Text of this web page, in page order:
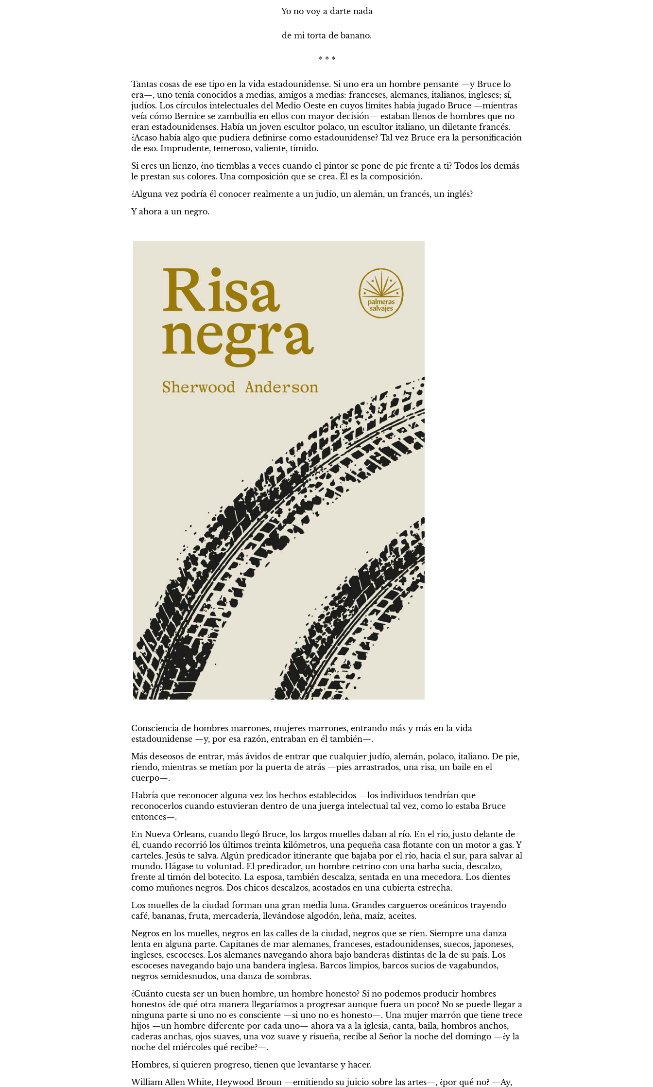
Yo no voy a darte nada
de mi torta de banano.
* * *
Tantas cosas de ese tipo en la vida estadounidense. Si uno era un hombre pensante —y Bruce lo
era—, uno tenía conocidos a medias, amigos a medias: franceses, alemanes, italianos, ingleses; sí,
judíos. Los círculos intelectuales del Medio Oeste en cuyos límites había jugado Bruce —mientras
veía cómo Bernice se zambullía en ellos con mayor decisión— estaban llenos de hombres que no
eran estadounidenses. Había un joven escultor polaco, un escultor italiano, un diletante francés.
¿Acaso había algo que pudiera definirse como estadounidense? Tal vez Bruce era la personificación
de eso. Imprudente, temeroso, valiente, tímido.
Si eres un lienzo, ¿no tiemblas a veces cuando el pintor se pone de pie frente a ti? Todos los demás
le prestan sus colores. Una composición que se crea. Él es la composición.
¿Alguna vez podría él conocer realmente a un judío, un alemán, un francés, un inglés?
Y ahora a un negro.
Consciencia de hombres marrones, mujeres marrones, entrando más y más en la vida
estadounidense —y, por esa razón, entraban en él también—.
Más deseosos de entrar, más ávidos de entrar que cualquier judío, alemán, polaco, italiano. De pie,
riendo, mientras se metían por la puerta de atrás —pies arrastrados, una risa, un baile en el
cuerpo—.
Habría que reconocer alguna vez los hechos establecidos —los individuos tendrían que
reconocerlos cuando estuvieran dentro de una juerga intelectual tal vez, como lo estaba Bruce
entonces—.
En Nueva Orleans, cuando llegó Bruce, los largos muelles daban al río. En el río, justo delante de
él, cuando recorrió los últimos treinta kilómetros, una pequeña casa flotante con un motor a gas. Y
carteles. Jesús te salva. Algún predicador itinerante que bajaba por el río, hacia el sur, para salvar al
mundo. Hágase tu voluntad. El predicador, un hombre cetrino con una barba sucia, descalzo,
frente al timón del botecito. La esposa, también descalza, sentada en una mecedora. Los dientes
como muñones negros. Dos chicos descalzos, acostados en una cubierta estrecha.
Los muelles de la ciudad forman una gran media luna. Grandes cargueros oceánicos trayendo
café, bananas, fruta, mercadería, llevándose algodón, leña, maíz, aceites.
Negros en los muelles, negros en las calles de la ciudad, negros que se ríen. Siempre una danza
lenta en alguna parte. Capitanes de mar alemanes, franceses, estadounidenses, suecos, japoneses,
ingleses, escoceses. Los alemanes navegando ahora bajo banderas distintas de la de su país. Los
escoceses navegando bajo una bandera inglesa. Barcos limpios, barcos sucios de vagabundos,
negros semidesnudos, una danza de sombras.
¿Cuánto cuesta ser un buen hombre, un hombre honesto? Si no podemos producir hombres
honestos ¿de qué otra manera llegaríamos a progresar aunque fuera un poco? No se puede llegar a
ninguna parte si uno no es consciente —si uno no es honesto—. Una mujer marrón que tiene trece
hijos —un hombre diferente por cada uno— ahora va a la iglesia, canta, baila, hombros anchos,
caderas anchas, ojos suaves, una voz suave y risueña, recibe al Señor la noche del domingo —¿y la
noche del miércoles qué recibe?—.
Hombres, si quieren progreso, tienen que levantarse y hacer.
William Allen White, Heywood Broun —emitiendo su juicio sobre las artes—, ¿por qué no? —Ay,